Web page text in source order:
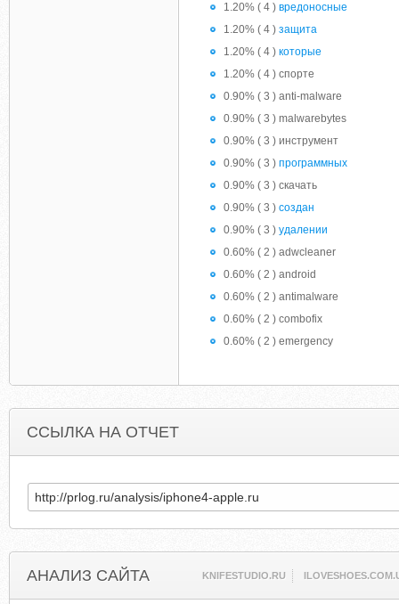
1.20% ( 4 ) вредоносные
1.20% ( 4 ) защита
1.20% ( 4 ) которые
1.20% ( 4 ) спорте
0.90% ( 3 ) anti-malware
0.90% ( 3 ) malwarebytes
0.90% ( 3 ) инструмент
0.90% ( 3 ) программных
0.90% ( 3 ) скачать
0.90% ( 3 ) создан
0.90% ( 3 ) удалении
0.60% ( 2 ) adwcleaner
0.60% ( 2 ) android
0.60% ( 2 ) antimalware
0.60% ( 2 ) combofix
0.60% ( 2 ) emergency
ССЫЛКА НА ОТЧЕТ
АНАЛИЗ САЙТА KNIFESTUDIO.RU